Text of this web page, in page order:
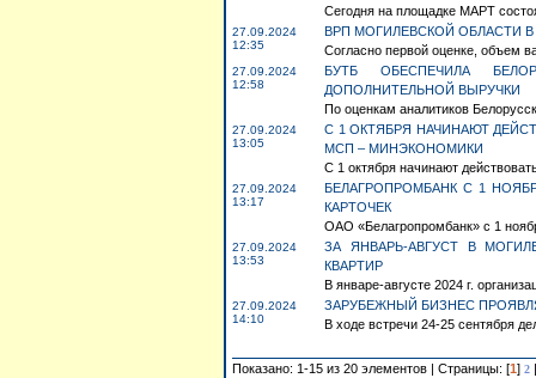
Сегодня на площадке МАРТ
27.09.2024
12:35
ВРП МОГИЛЕВСКОЙ ОБЛАСТИ В
Согласно первой оценке, объем
27.09.2024
12:58
БУТБ ОБЕСПЕЧИЛА
ДОПОЛНИТЕЛЬНОЙ ВЫРУЧКИ
По оценкам аналитиков
27.09.2024
13:05
С 1 ОКТЯБРЯ НАЧИНАЮТ
МСП – МИНЭКОНОМИКИ
С 1 октября начинают
27.09.2024
13:17
БЕЛАГРОПРОМБАНК С 1
КАРТОЧЕК
ОАО «Белагропромбанк» с 1
27.09.2024
13:53
ЗА ЯНВАРЬ-АВГУСТ В
КВАРТИР
В январе-августе 2024 г.
27.09.2024
14:10
ЗАРУБЕЖНЫЙ БИЗНЕС
В ходе встречи 24-25 сентября
Показано: 1-15 из 20 элементов | Страницы: [1] 2 |